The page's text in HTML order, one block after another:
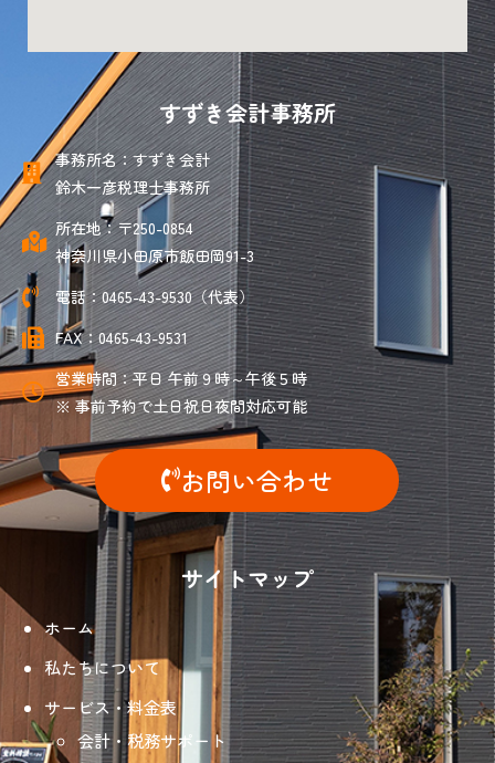
すずき会計事務所
事務所名：すずき会計
鈴木一彦税理士事務所
所在地：〒250-0854
神奈川県小田原市飯田岡91-3
電話：0465-43-9530（代表）
FAX：0465-43-9531
営業時間：平日 午前９時～午後５時
※ 事前予約で土日祝日夜間対応可能
お問い合わせ
サイトマップ
ホーム
私たちについて
サービス・料金表
会計・税務サポート